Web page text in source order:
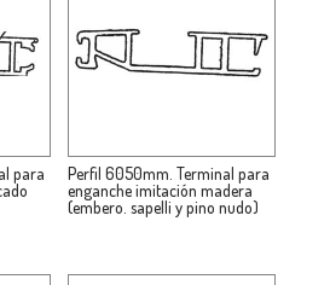
para
Perfil 6050mm. Terminal para
enganche imitación madera
(embero. sapelli y pino nudo)